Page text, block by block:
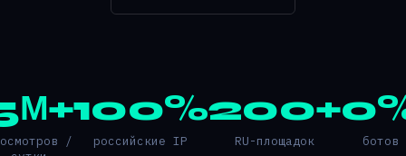
/
100%
российские IP
200+
RU-площадок ботов